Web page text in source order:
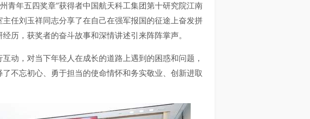
青年五四奖章”获得者中国航天科工集团第十研究院江南
任刘玉祥同志分享了在自己在强军报国的征途上奋发拼
历，获奖者的奋斗故事和深情讲述引来阵阵掌声。
动，对当下年轻人在成长的道路上遇到的困惑和问题，
不忘初心、勇于担当的使命情怀和务实敬业、创新进取